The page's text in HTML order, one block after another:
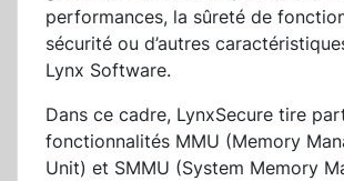
performances, la sûreté de
sécurité ou d’autres
Lynx Software.
Dans ce cadre, LynxSecure tire
fonctionnalités MMU (Memory
Unit) et SMMU (System Memory